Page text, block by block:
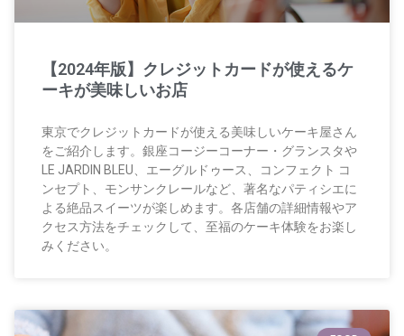
【2024年版】クレジットカードが使えるケ
ーキが美味しいお店
東京でクレジットカードが使える美味しいケーキ屋さん
をご紹介します。銀座コージーコーナー・グランスタや
LE JARDIN BLEU、エーグルドゥース、コンフェクト コ
ンセプト、モンサンクレールなど、著名なパティシエに
よる絶品スイーツが楽しめます。各店舗の詳細情報やア
クセス方法をチェックして、至福のケーキ体験をお楽し
みください。